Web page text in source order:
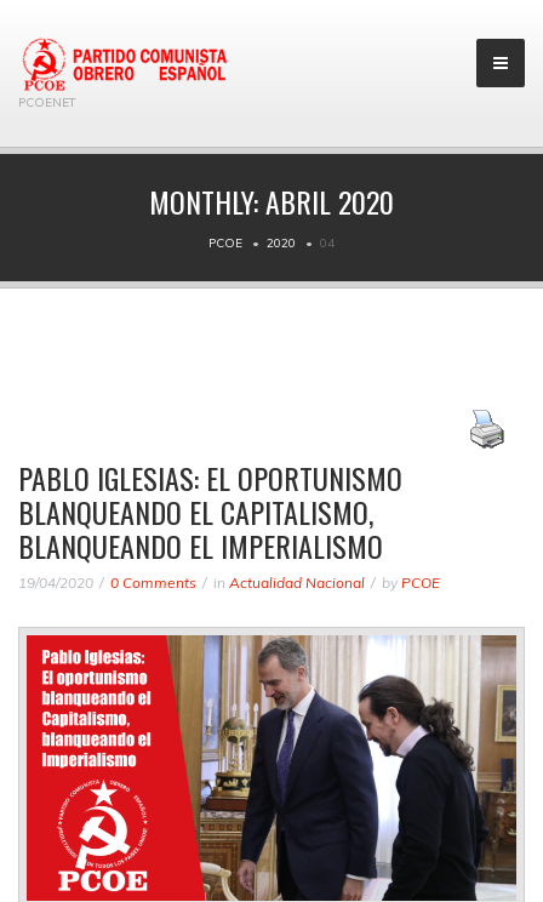
PCOENET
MONTHLY:ABRIL 2020
PCOE 2020 04
PABLO IGLESIAS: EL OPORTUNISMO
BLANQUEANDO EL CAPITALISMO,
BLANQUEANDO EL IMPERIALISMO
19/04/2020 0 Comments in Actualidad Nacional by PCOE